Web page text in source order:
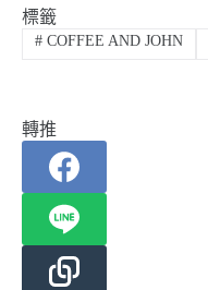
標籤
#COFFEE AND JOHN
轉推